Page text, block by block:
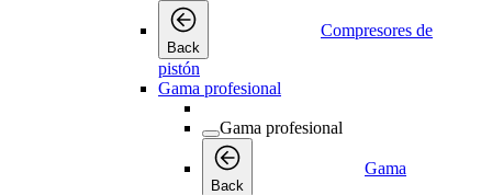
Back
Compresores de
pistón
Gama profesional
Gama profesional
Back
Gama